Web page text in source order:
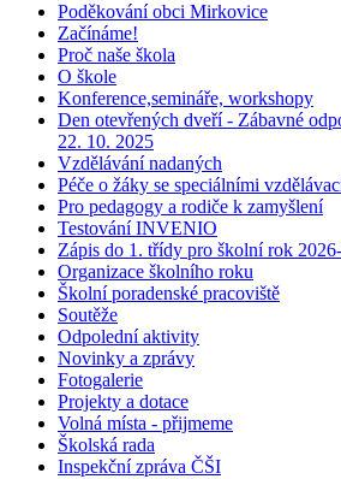
Poděkování obci Mirkovice
Začínáme!
Proč naše škola
O škole
Konference,semináře, workshopy
Den otevřených dveří - Zábavné
22. 10. 2025
Vzdělávání nadaných
Péče o žáky se speciálními
Pro pedagogy a rodiče k zamyšlení
Testování INVENIO
Zápis do 1. třídy pro školní rok
Organizace školního roku
Školní poradenské pracoviště
Soutěže
Odpolední aktivity
Novinky a zprávy
Fotogalerie
Projekty a dotace
Volná místa - přijmeme
Školská rada
Inspekční zpráva ČŠI